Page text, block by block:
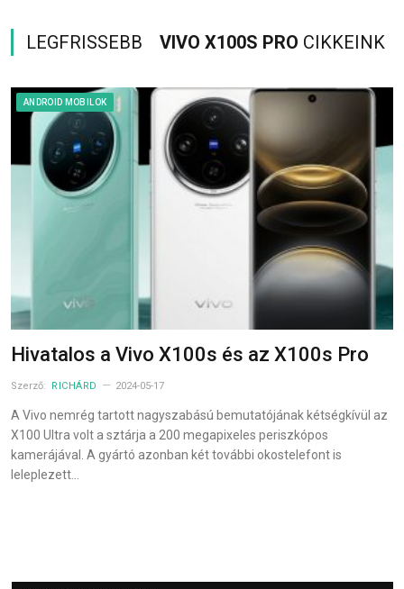
LEGFRISSEBB VIVO X100S PRO CIKKEINK
ANDROID MOBILOK
Hivatalos a Vivo X100s és az X100s Pro
Szerző: RICHÁRD 2024-05-17
A Vivo nemrég tartott nagyszabású bemutatójának kétségkívül az
X100 Ultra volt a sztárja a 200 megapixeles periszkópos
kamerájával. A gyártó azonban két további okostelefont is
leleplezett…